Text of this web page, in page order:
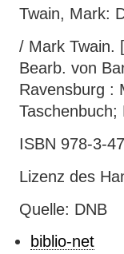
Twain, Mark:
/ Mark Twain.
Bearb. von
Ravensburg :
ISBN 978-3-
Lizenz des
Quelle: DNB
biblio-net